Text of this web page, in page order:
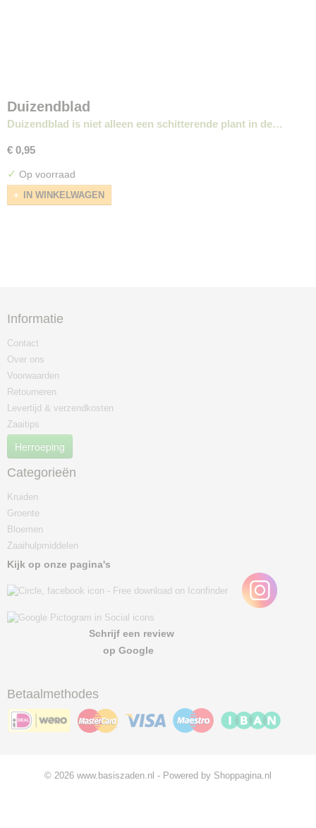
Duizendblad
Duizendblad is niet alleen een schitterende plant in de…
€ 0,95
✓ Op voorraad
IN WINKELWAGEN
Informatie
Contact
Over ons
Voorwaarden
Retourneren
Levertijd & verzendkosten
Zaaitips
Herroeping
Categorieën
Kruiden
Groente
Bloemen
Zaaihulpmiddelen
Kijk op onze pagina's
Schrijf een review
op Google
Betaalmethodes
© 2026 www.basiszaden.nl - Powered by Shoppagina.nl